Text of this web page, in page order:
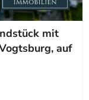
mit
auf